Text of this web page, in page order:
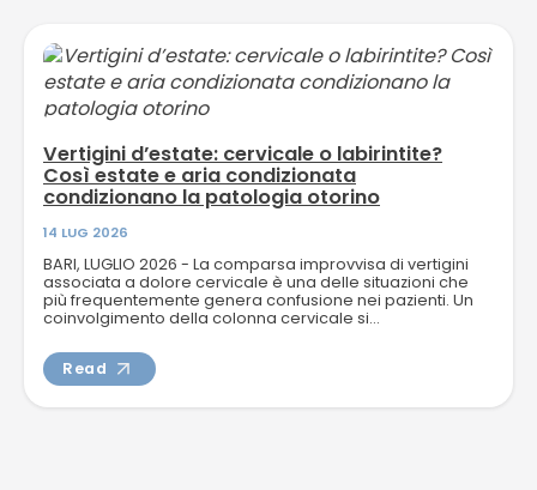
Vertigini d’estate: cervicale o labirintite?
Così estate e aria condizionata
condizionano la patologia otorino
14 LUG 2026
BARI, LUGLIO 2026 - La comparsa improvvisa di vertigini
associata a dolore cervicale è una delle situazioni che
più frequentemente genera confusione nei pazienti. Un
coinvolgimento della colonna cervicale si...
Read